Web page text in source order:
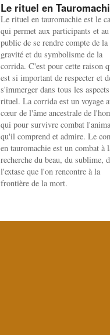
Le rituel en
Le rituel en tauromachie est le
qui permet aux participants et au
public de se rendre compte de la
gravité et du symbolisme de la
corrida. C'est pour cette raison
est si important de respecter et
s'immerger dans tous les
rituel. La corrida est un voyage
cœur de l'âme ancestrale de
qui pour survivre combat
qu'il comprend et admire. Le
en tauromachie est un combat à
recherche du beau, du sublime,
l'extase que l'on rencontre à la
frontière de la mort.